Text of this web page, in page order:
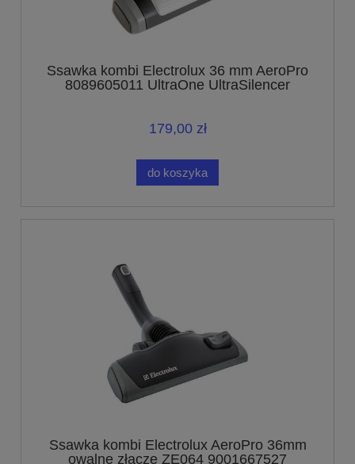
Ssawka kombi Electrolux 36 mm AeroPro
8089605011 UltraOne UltraSilencer
179,00 zł
do koszyka
Ssawka kombi Electrolux AeroPro 36mm
owalne złącze ZE064 9001667527